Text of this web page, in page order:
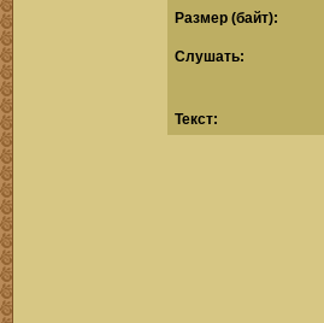
Размер (байт):
Cлушать:
Текст: